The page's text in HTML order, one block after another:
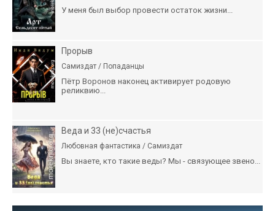
У меня был выбор провести остаток жизни...
Прорыв
Самиздат / Попаданцы
Пётр Воронов наконец активирует родовую
реликвию...
Веда и 33 (не)счастья
Любовная фантастика / Самиздат
Вы знаете, кто такие веды? Мы - связующее звено...